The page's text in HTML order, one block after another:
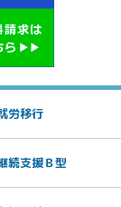
労移行
続支援Ｂ型